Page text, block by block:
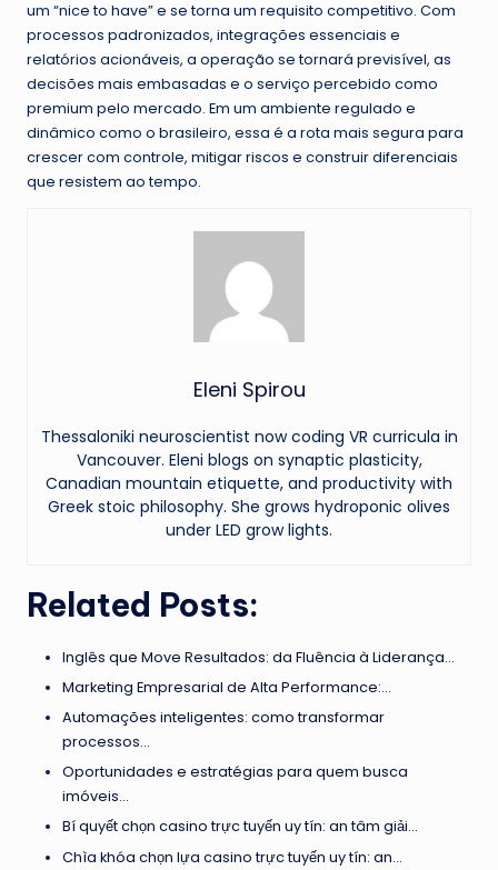
um “nice to have” e se torna um requisito competitivo. Com
processos padronizados, integrações essenciais e
relatórios acionáveis, a operação se tornará previsível, as
decisões mais embasadas e o serviço percebido como
premium pelo mercado. Em um ambiente regulado e
dinâmico como o brasileiro, essa é a rota mais segura para
crescer com controle, mitigar riscos e construir diferenciais
que resistem ao tempo.
Eleni Spirou
Thessaloniki neuroscientist now coding VR curricula in
Vancouver. Eleni blogs on synaptic plasticity,
Canadian mountain etiquette, and productivity with
Greek stoic philosophy. She grows hydroponic olives
under LED grow lights.
Related Posts:
Inglês que Move Resultados: da Fluência à Liderança…
Marketing Empresarial de Alta Performance:…
Automações inteligentes: como transformar
processos…
Oportunidades e estratégias para quem busca
imóveis…
Bí quyết chọn casino trực tuyến uy tín: an tâm giải…
Chìa khóa chọn lựa casino trực tuyến uy tín: an…